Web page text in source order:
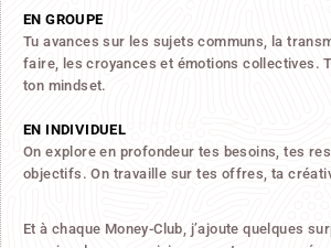
EN GROUPE
Tu avances sur les sujets communs, la
faire, les croyances et émotions collectives.
ton mindset.
EN INDIVIDUEL
On explore en profondeur tes besoins, tes
objectifs. On travaille sur tes offres, ta
Et à chaque Money-Club, j’ajoute quelques